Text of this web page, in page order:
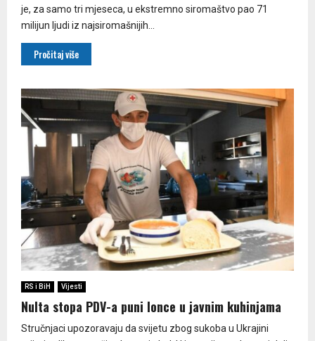
je, za samo tri mjeseca, u ekstremno siromaštvo pao 71
milijun ljudi iz najsiromašnijih...
Pročitaj više
RS i BiH Vijesti
Nulta stopa PDV-a puni lonce u javnim kuhinjama
Stručnjaci upozoravaju da svijetu zbog sukoba u Ukrajini